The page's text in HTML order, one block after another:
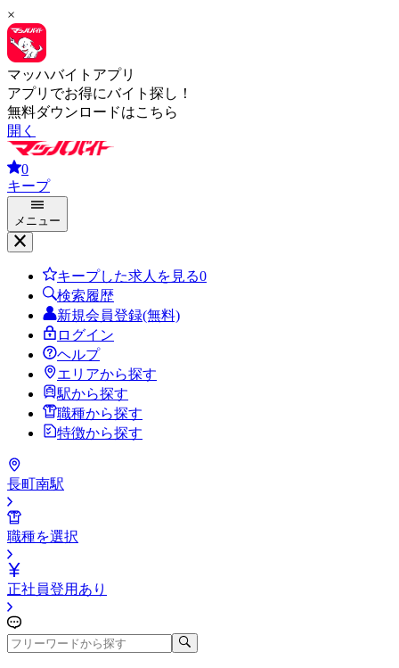
×
マッハバイトアプリ
アプリでお得にバイト探し！
無料ダウンロードはこちら
開く
0
キープ
メニュー
キープした求人を見る0
検索履歴
新規会員登録(無料)
ログイン
ヘルプ
エリアから探す
駅から探す
職種から探す
特徴から探す
長町南駅
職種を選択
正社員登用あり